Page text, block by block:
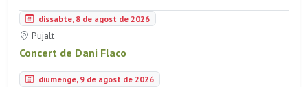
dissabte, 8 de agost de 2026
Pujalt
Concert de Dani Flaco
diumenge, 9 de agost de 2026